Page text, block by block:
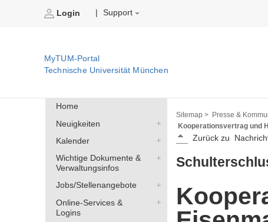
Login Support
MyTUM-Portal
Technische Universität München
Home
Neuigkeiten
Kalender
Wichtige Dokumente &
Verwaltungsinfos
Jobs/Stellenangebote
Online-Services &
Logins
Sitemap > Presse &
Kooperationsvertrag und
Zurück zu